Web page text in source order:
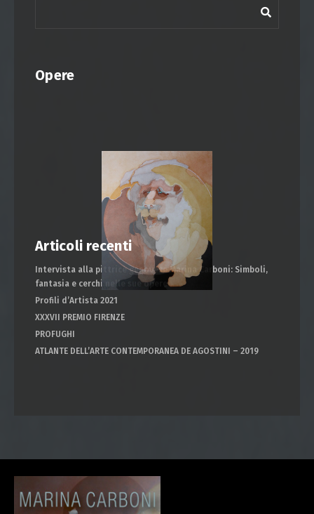
Opere
Articoli recenti
Intervista alla pittrice genovese Marina Carboni: Simboli,
fantasia e cerchi nelle sue opere
Profili d’Artista 2021
XXXVII PREMIO FIRENZE
PROFUGHI
ATLANTE DELL’ARTE CONTEMPORANEA DE AGOSTINI – 2019